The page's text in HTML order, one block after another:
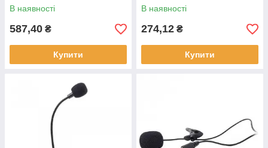
В наявності
587,40 ₴
Купити
В наявності
274,12 ₴
Купити